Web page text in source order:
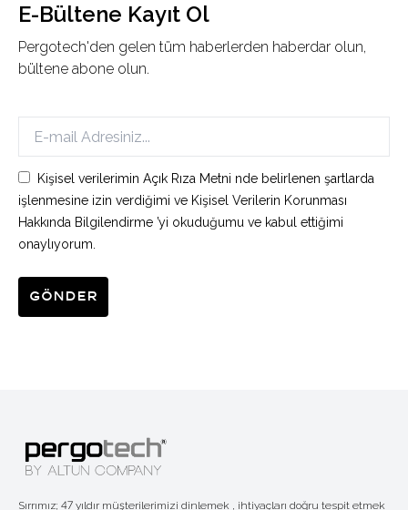
E-Bültene Kayıt Ol
Pergotech'den gelen tüm haberlerden haberdar olun,
bültene abone olun.
Kişisel verilerimin Açık Rıza Metni nde belirlenen şartlarda
işlenmesine izin verdiğimi ve Kişisel Verilerin Korunması
Hakkında Bilgilendirme ’yi okuduğumu ve kabul ettiğimi
onaylıyorum.
Gönder
Sırrımız; 47 yıldır müşterilerimizi dinlemek , ihtiyaçları doğru tespit etmek